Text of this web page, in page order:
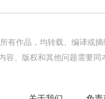
有作品，均转载、编译或
容、版权和其他问题需要